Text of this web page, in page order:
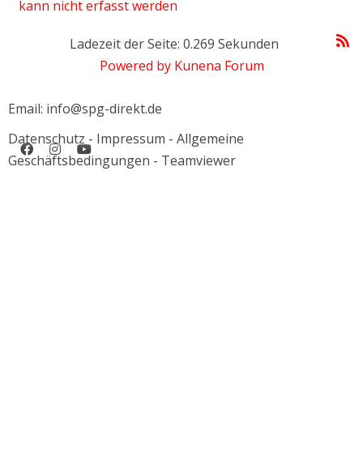
kann nicht erfasst werden
Ladezeit der Seite: 0.269 Sekunden
Powered by Kunena Forum
Email: info@spg-direkt.de
Datenschutz - Impressum - Allgemeine
Geschäftsbedingungen - Teamviewer